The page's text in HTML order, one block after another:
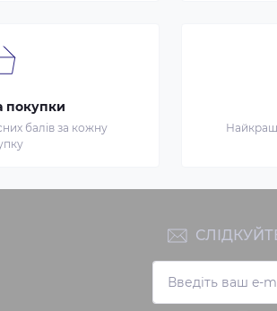
покупки
балів за кожну